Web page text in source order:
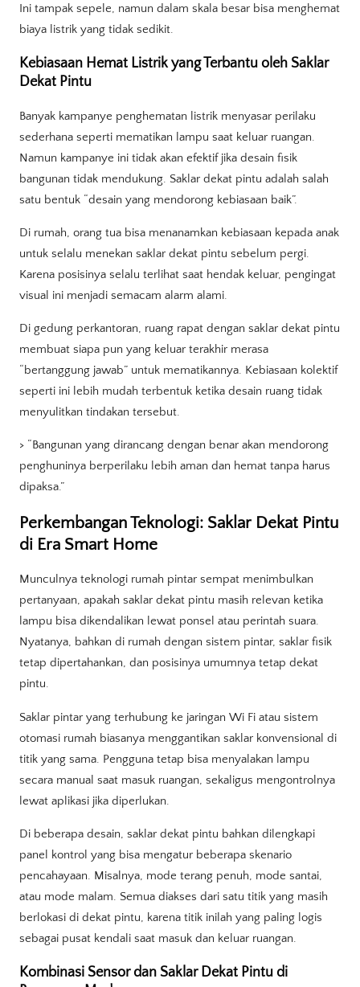
Ini tampak sepele, namun dalam skala besar bisa menghemat
biaya listrik yang tidak sedikit.
Kebiasaan Hemat Listrik yang Terbantu oleh Saklar
Dekat Pintu
Banyak kampanye penghematan listrik menyasar perilaku
sederhana seperti mematikan lampu saat keluar ruangan.
Namun kampanye ini tidak akan efektif jika desain fisik
bangunan tidak mendukung. Saklar dekat pintu adalah salah
satu bentuk “desain yang mendorong kebiasaan baik”.
Di rumah, orang tua bisa menanamkan kebiasaan kepada anak
untuk selalu menekan saklar dekat pintu sebelum pergi.
Karena posisinya selalu terlihat saat hendak keluar, pengingat
visual ini menjadi semacam alarm alami.
Di gedung perkantoran, ruang rapat dengan saklar dekat pintu
membuat siapa pun yang keluar terakhir merasa
“bertanggung jawab” untuk mematikannya. Kebiasaan kolektif
seperti ini lebih mudah terbentuk ketika desain ruang tidak
menyulitkan tindakan tersebut.
> “Bangunan yang dirancang dengan benar akan mendorong
penghuninya berperilaku lebih aman dan hemat tanpa harus
dipaksa.”
Perkembangan Teknologi: Saklar Dekat Pintu
di Era Smart Home
Munculnya teknologi rumah pintar sempat menimbulkan
pertanyaan, apakah saklar dekat pintu masih relevan ketika
lampu bisa dikendalikan lewat ponsel atau perintah suara.
Nyatanya, bahkan di rumah dengan sistem pintar, saklar fisik
tetap dipertahankan, dan posisinya umumnya tetap dekat
pintu.
Saklar pintar yang terhubung ke jaringan Wi Fi atau sistem
otomasi rumah biasanya menggantikan saklar konvensional di
titik yang sama. Pengguna tetap bisa menyalakan lampu
secara manual saat masuk ruangan, sekaligus mengontrolnya
lewat aplikasi jika diperlukan.
Di beberapa desain, saklar dekat pintu bahkan dilengkapi
panel kontrol yang bisa mengatur beberapa skenario
pencahayaan. Misalnya, mode terang penuh, mode santai,
atau mode malam. Semua diakses dari satu titik yang masih
berlokasi di dekat pintu, karena titik inilah yang paling logis
sebagai pusat kendali saat masuk dan keluar ruangan.
Kombinasi Sensor dan Saklar Dekat Pintu di